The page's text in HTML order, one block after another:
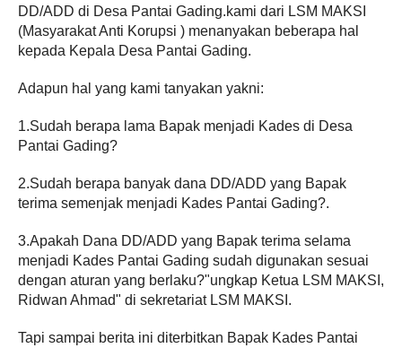
DD/ADD di Desa Pantai Gading.kami dari LSM MAKSI
(Masyarakat Anti Korupsi ) menanyakan beberapa hal
kepada Kepala Desa Pantai Gading.
Adapun hal yang kami tanyakan yakni:
1.Sudah berapa lama Bapak menjadi Kades di Desa
Pantai Gading?
2.Sudah berapa banyak dana DD/ADD yang Bapak
terima semenjak menjadi Kades Pantai Gading?.
3.Apakah Dana DD/ADD yang Bapak terima selama
menjadi Kades Pantai Gading sudah digunakan sesuai
dengan aturan yang berlaku?"ungkap Ketua LSM MAKSI,
Ridwan Ahmad" di sekretariat LSM MAKSI.
Tapi sampai berita ini diterbitkan Bapak Kades Pantai